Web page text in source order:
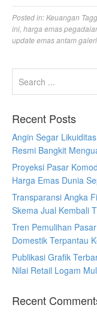
Posted in:Keuangan
ini harga emas
update emas antam
Recent Posts
Angin Segar
Resmi Bangkit
Proyeksi Pasar
Harga Emas Dunia
Transparansi Angka
Skema Jual Kembali
Tren Pemulihan
Domestik Terpantau
Publikasi Grafik
Nilai Retail Logam
Recent